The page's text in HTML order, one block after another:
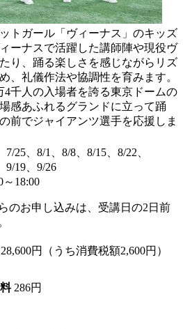
トガール「ヴィーナス」のキッズ
ーナスで活躍した講師陣や現役ヴ
り、踊る楽しさを感じながらリズ
、礼儀作法や協調性を育みます。
4千人の入場者を誇る東京ドームの
感あふれるグランドに立って踊
前でジャイアンツ選手を応援しま
7/25、8/1、8/8、8/15、8/22、
9/19、9/26
18:00
のお申し込みは、受講日の2日前
円（うち消費税額2,600円）
286円